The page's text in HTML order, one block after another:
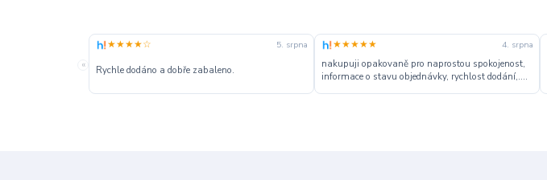
«
★★★★☆ 5. srpna
Rychle dodáno a dobře zabaleno.
★★★★★ 4. srpna
nakupuji opakovaně pro naprostou spokojenost,
informace o stavu objednávky, rychlost dodání,....